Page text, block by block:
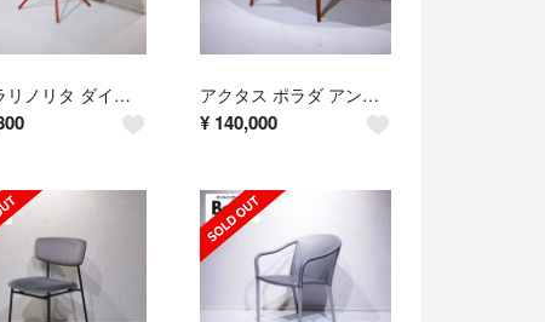
ペドラリノリタ ダイニングテーブル カフェテーブル コンパクト アクタス ポラダ アンクシー ダイニングテーブル コンソールテーブル
¥ 140,000